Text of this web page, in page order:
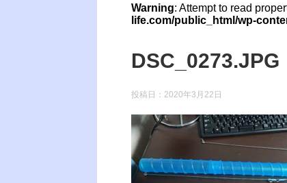
Warning: Attempt to read
life.com/public_html/wp-
DSC_0273.JPG
投稿日： 2020年3月22日